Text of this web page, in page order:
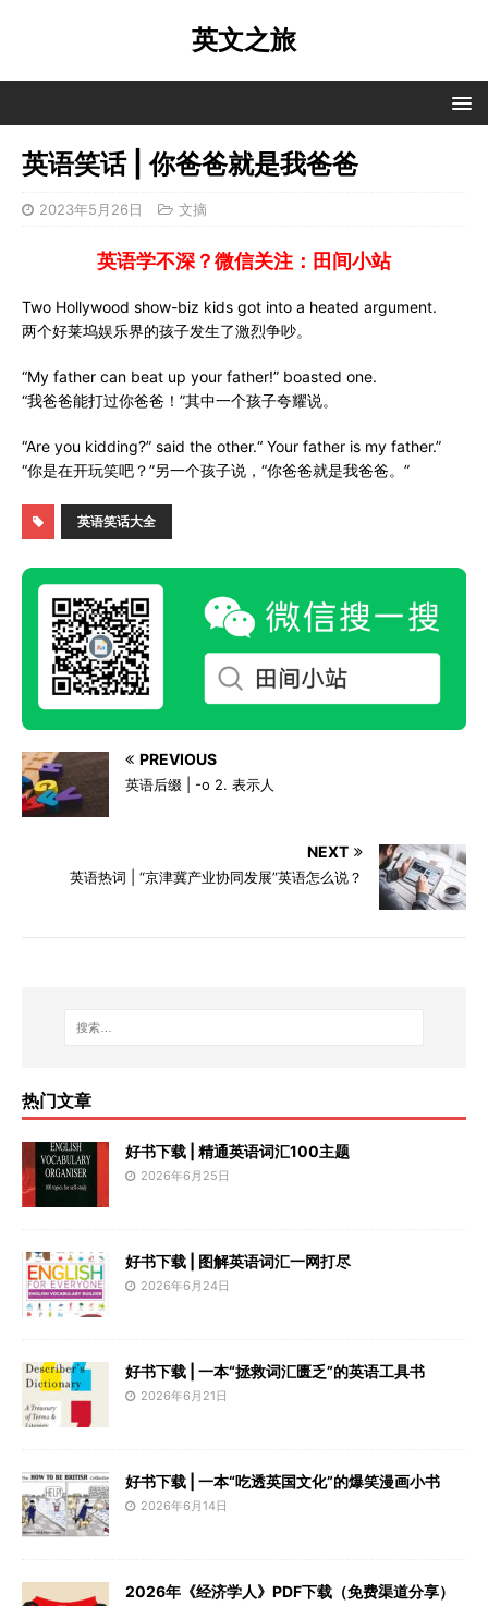
英文之旅
英语笑话 | 你爸爸就是我爸爸
2023年5月26日 文摘
英语学不深？微信关注：田间小站
Two Hollywood show-biz kids got into a heated argument.
两个好莱坞娱乐界的孩子发生了激烈争吵。
“My father can beat up your father!” boasted one.
“我爸爸能打过你爸爸！”其中一个孩子夸耀说。
“Are you kidding?” said the other.“ Your father is my father.”
“你是在开玩笑吧？”另一个孩子说，“你爸爸就是我爸爸。”
英语笑话大全
PREVIOUS
英语后缀 | -o 2. 表示人
NEXT
英语热词 | “京津冀产业协同发展”英语怎么说？
热门文章
好书下载 | 精通英语词汇100主题
2026年6月25日
好书下载 | 图解英语词汇一网打尽
2026年6月24日
好书下载 | 一本“拯救词汇匮乏”的英语工具书
2026年6月21日
好书下载 | 一本“吃透英国文化”的爆笑漫画小书
2026年6月14日
2026年《经济学人》PDF下载（免费渠道分享）